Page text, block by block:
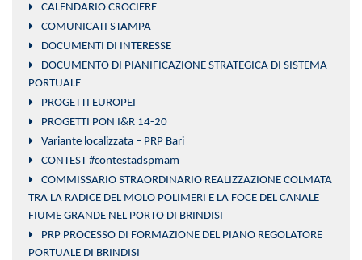
CALENDARIO CROCIERE
COMUNICATI STAMPA
DOCUMENTI DI INTERESSE
DOCUMENTO DI PIANIFICAZIONE STRATEGICA DI SISTEMA
PORTUALE
PROGETTI EUROPEI
PROGETTI PON I&R 14-20
Variante localizzata – PRP Bari
CONTEST #contestadspmam
COMMISSARIO STRAORDINARIO REALIZZAZIONE COLMATA
TRA LA RADICE DEL MOLO POLIMERI E LA FOCE DEL CANALE
FIUME GRANDE NEL PORTO DI BRINDISI
PRP PROCESSO DI FORMAZIONE DEL PIANO REGOLATORE
PORTUALE DI BRINDISI